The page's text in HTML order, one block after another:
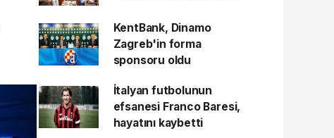
KentBank, Dinamo
Zagreb'in forma
sponsoru oldu
İtalyan futbolunun
efsanesi Franco Baresi,
hayatını kaybetti